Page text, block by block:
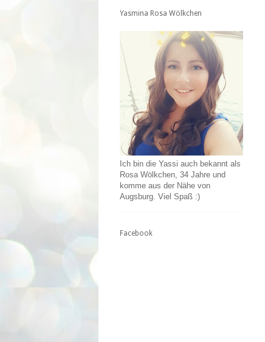
Yasmina Rosa Wölkchen
Ich bin die Yassi auch bekannt als
Rosa Wölkchen, 34 Jahre und
komme aus der Nähe von
Augsburg. Viel Spaß :)
Facebook